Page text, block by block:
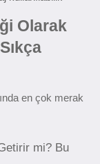
Olarak
en çok merak
mi? Bu